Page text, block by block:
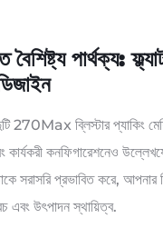
পার্থক্য:
270Max ব্লিস্টার প্যাকিং
কনফিগারেশনেও
সরাসরি প্রভাবিত করে, আপনার
এবং উৎপাদন স্থায়িত্ব.